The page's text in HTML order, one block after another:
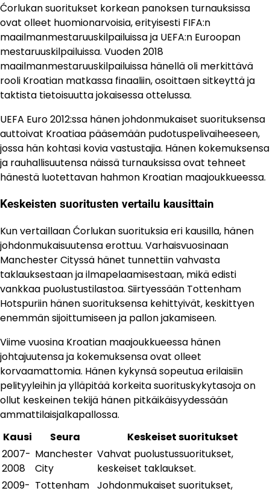
Ćorlukan suoritukset korkean panoksen turnauksissa
ovat olleet huomionarvoisia, erityisesti FIFA:n
maailmanmestaruuskilpailuissa ja UEFA:n Euroopan
mestaruuskilpailuissa. Vuoden 2018
maailmanmestaruuskilpailuissa hänellä oli merkittävä
rooli Kroatian matkassa finaaliin, osoittaen sitkeyttä ja
taktista tietoisuutta jokaisessa ottelussa.
UEFA Euro 2012:ssa hänen johdonmukaiset suorituksensa
auttoivat Kroatiaa pääsemään pudotuspelivaiheeseen,
jossa hän kohtasi kovia vastustajia. Hänen kokemuksensa
ja rauhallisuutensa näissä turnauksissa ovat tehneet
hänestä luotettavan hahmon Kroatian maajoukkueessa.
Keskeisten suoritusten vertailu kausittain
Kun vertaillaan Ćorlukan suorituksia eri kausilla, hänen
johdonmukaisuutensa erottuu. Varhaisvuosinaan
Manchester Cityssä hänet tunnettiin vahvasta
taklauksestaan ja ilmapelaamisestaan, mikä edisti
vankkaa puolustustilastoa. Siirtyessään Tottenham
Hotspuriin hänen suorituksensa kehittyivät, keskittyen
enemmän sijoittumiseen ja pallon jakamiseen.
Viime vuosina Kroatian maajoukkueessa hänen
johtajuutensa ja kokemuksensa ovat olleet
korvaamattomia. Hänen kykynsä sopeutua erilaisiin
pelityyleihin ja ylläpitää korkeita suorituskykytasoja on
ollut keskeinen tekijä hänen pitkäikäisyydessään
ammattilaisjalkapallossa.
Kausi
Seura
Keskeiset suoritukset
2007-
2008
Manchester
City
Vahvat puolustussuoritukset,
keskeiset taklaukset.
2009- Tottenham Johdonmukaiset suoritukset,